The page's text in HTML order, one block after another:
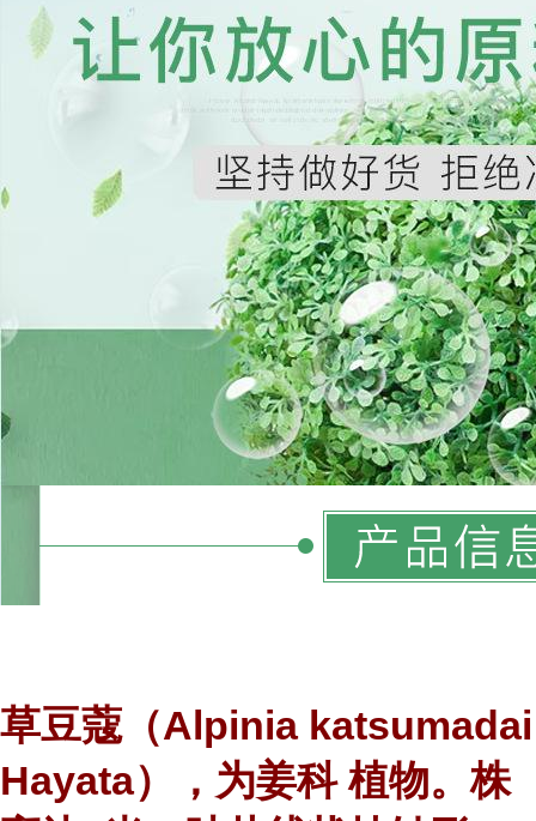
草豆蔻（Alpinia katsumadai
Hayata），为姜科 植物。株